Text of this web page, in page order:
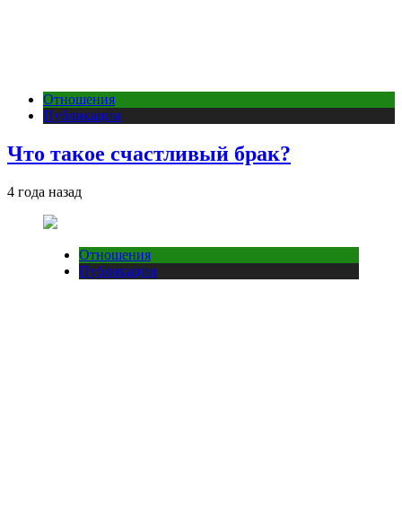
Отношения
Публикации
Что такое счастливый брак?
4 года назад
Отношения
Публикации